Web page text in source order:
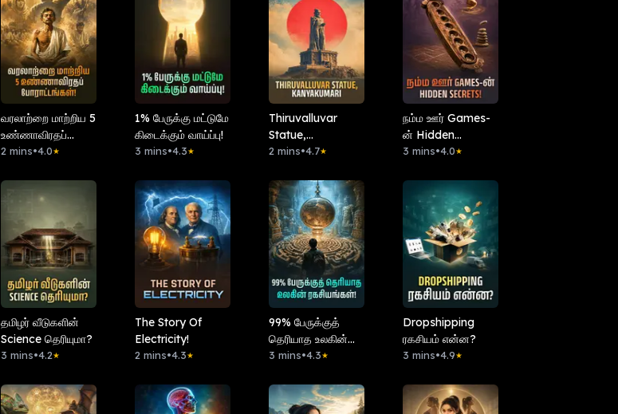
வரலாற்றை மாற்றிய 5
உண்ணாவிரதப்
போராட்டங்கள்!
2 mins•4.0★
1% பேருக்கு மட்டுமே
கிடைக்கும் வாய்ப்பு!
3 mins•4.3★
Thiruvalluvar
Statue,
Kanyakumari
2 mins•4.7★
நம்ம ஊர் Games-
ன் Hidden
Secrets!
3 mins•4.0★
தமிழர் வீடுகளின்
Science தெரியுமா?
3 mins•4.2★
The Story Of
Electricity!
2 mins•4.3★
99% பேருக்குத்
தெரியாத உலகின்
ரகசியங்கள்!
3 mins•4.3★
Dropshipping
ரகசியம் என்ன?
3 mins•4.9★